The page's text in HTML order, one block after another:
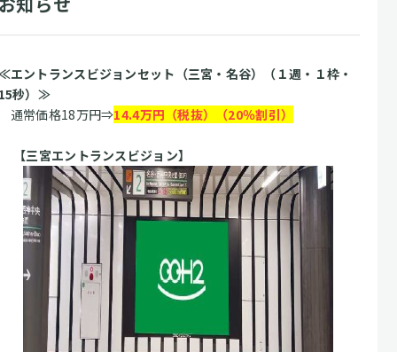
エントランスビジョンセット（三宮・名谷）（１週・１枠・
秒）≫
常価格18万円⇒14.4万円（税抜）（20％割引）
【三宮エントランスビジョン】